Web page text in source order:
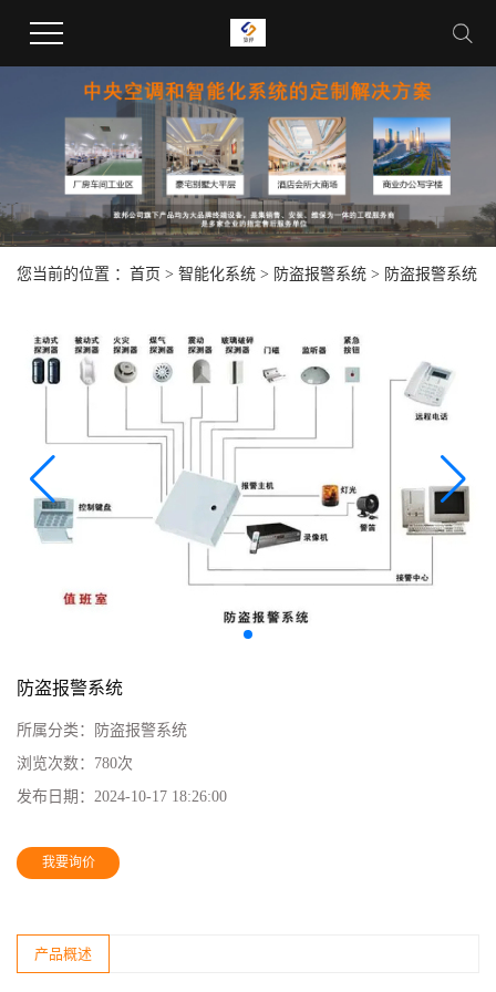
您当前的位置 ： 首页 > 智能化系统 > 防盗报警系统 > 防盗报警系统
防盗报警系统
所属分类：
防盗报警系统
浏览次数： 780次
发布日期： 2024-10-17 18:26:00
我要询价
产品概述